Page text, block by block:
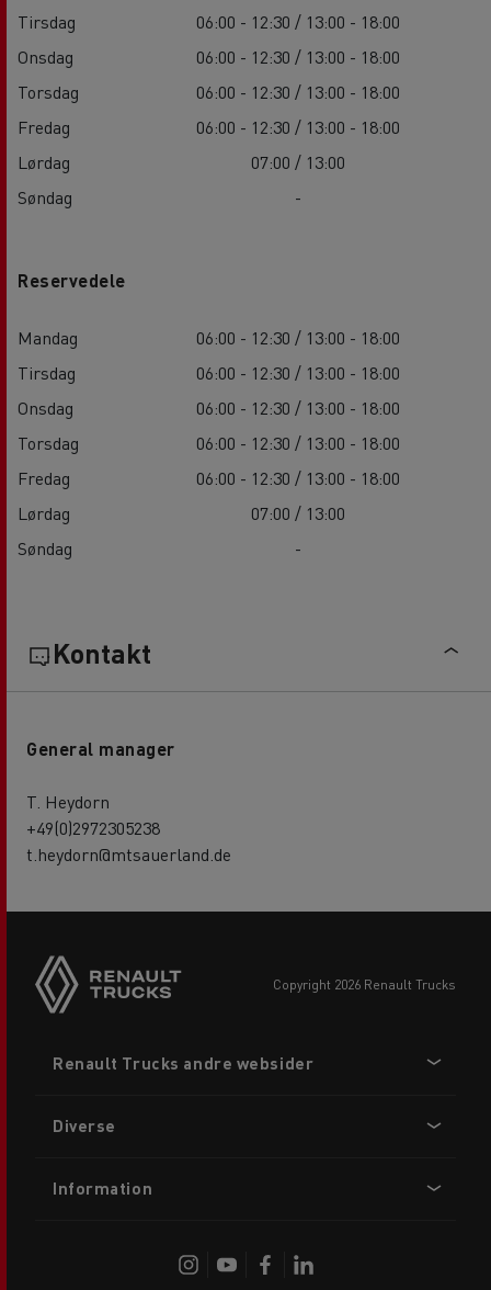
Tirsdag
06:00 - 12:30 / 13:00 - 18:00
Onsdag
06:00 - 12:30 / 13:00 - 18:00
Torsdag
06:00 - 12:30 / 13:00 - 18:00
Fredag
06:00 - 12:30 / 13:00 - 18:00
Lørdag
07:00 / 13:00
Søndag
-
Reservedele
Mandag
06:00 - 12:30 / 13:00 - 18:00
Tirsdag
06:00 - 12:30 / 13:00 - 18:00
Onsdag
06:00 - 12:30 / 13:00 - 18:00
Torsdag
06:00 - 12:30 / 13:00 - 18:00
Fredag
06:00 - 12:30 / 13:00 - 18:00
Lørdag
07:00 / 13:00
Søndag
-
Kontakt
General manager
T. Heydorn
+49(0)2972305238
t.heydorn@mtsauerland.de
copyright 2026 Renault Trucks
menu
Renault Trucks andre websider
Diverse
Information